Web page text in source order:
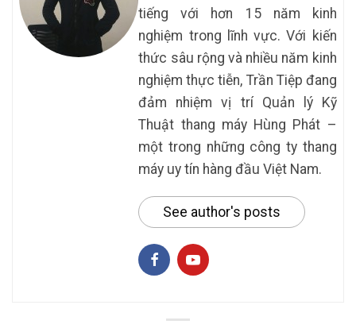
tiếng với hơn 15 năm kinh
nghiệm trong lĩnh vực. Với kiến
thức sâu rộng và nhiều năm kinh
nghiệm thực tiễn, Trần Tiệp đang
đảm nhiệm vị trí Quản lý Kỹ
Thuật thang máy Hùng Phát –
một trong những công ty thang
máy uy tín hàng đầu Việt Nam.
See author's posts